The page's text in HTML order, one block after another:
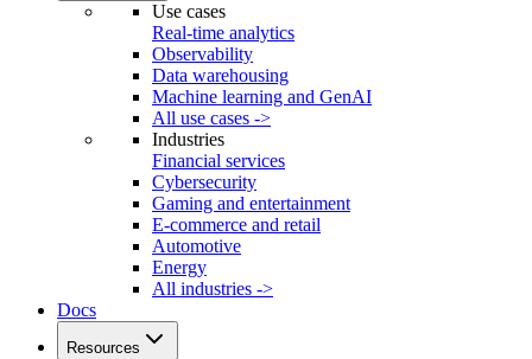
Use cases
Real-time analytics
Observability
Data warehousing
Machine learning and GenAI
All use cases ->
Industries
Financial services
Cybersecurity
Gaming and entertainment
E-commerce and retail
Automotive
Energy
All industries ->
Docs
Resources